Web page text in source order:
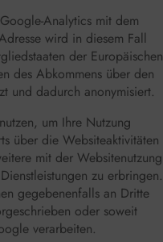
Analytics mit dem
wird in diesem Fall
der Europäischen
des Abkommens über den
und dadurch anonymisiert.
um Ihre Nutzung
über die Websiteaktivitäten
mit der Websitenutzung
zu erbringen.
gegebenenfalls an Dritte
oder soweit
verarbeiten.